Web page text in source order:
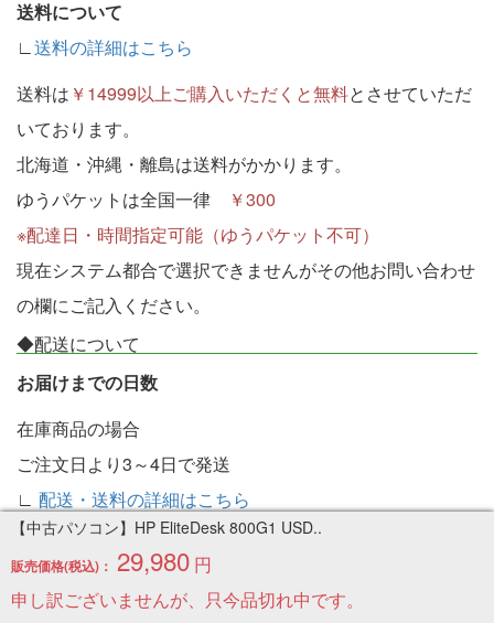
【中古パソコン】HP EliteDesk 800G1 USD..
販売価格(税込)： 29,980 円
申し訳ございませんが、只今品切れ中です。
送料について
∟送料の詳細はこちら
送料は ￥14999以上ご購入いただくと無料とさせていただ
いております。
北海道・沖縄・離島は送料がかかります。
ゆうパケットは全国一律
￥300
※配達日・時間指定可能（ゆうパケット不可）
現在システム都合で選択できませんがその他お問い合わせ
の欄にご記入ください。
◆配送について
お届けまでの日数
在庫商品の場合
ご注文日より3～4日で発送
∟ 配送・送料の詳細はこちら
不良品の場合、商品納入後７日以内であれば、同一製品と